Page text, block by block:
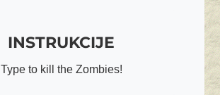
INSTRUKCIJE
Type to kill the Zombies!